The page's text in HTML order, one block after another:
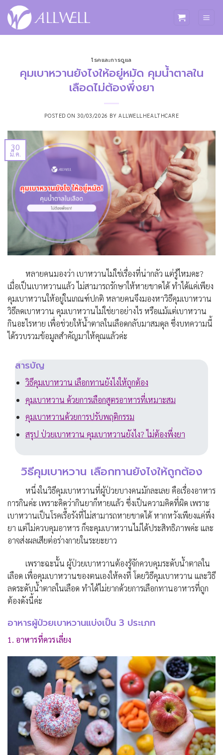
ข้าม
ไป
โรคและการดูแล
คุมเบาหวานยังไงให้อยู่หมัด คุมน้ำตาลใน
เลือดไม่ต้องพึ่งยา
POSTED ON30/03/2026 BY ALLWELLHEALTHCARE
30
มี.ค.
หลายคนมองว่า เบาหวานไม่ใช่เรื่องที่น่ากลัว แต่รู้ไหมคะ?
เมื่อเป็นเบาหวานแล้ว ไม่สามารถรักษาให้หายขาดได้ ทำได้แค่เพียง
คุมเบาหวานให้อยู่ในเกณฑ์ปกติ หลายคนจึงมองหาวิธีคุมเบาหวาน
วิธีลดเบาหวาน คุมเบาหวานไม่ใช่ยาอย่างไร หรือแม้แต่เบาหวาน
กินอะไรหาย เพื่อช่วยให้น้ำตาลในเลือดกลับมาสมดุล ซึ่งบทความนี้
ได้รวบรวมข้อมูลสำคัญมาให้คุณแล้วค่ะ
สารบัญ
วิธีคุมเบาหวาน เลือกทานยังไงให้ถูกต้อง
คุมเบาหวาน ด้วยการเลือกสูตรอาหารที่เหมาะสม
คุมเบาหวานด้วยการปรับพฤติกรรม
สรุป ป่วยเบาหวาน คุมเบาหวานยังไง? ไม่ต้องพึ่งยา
วิธีคุมเบาหวาน เลือกทานยังไงให้ถูกต้อง
หนึ่งในวิธีคุมเบาหวานที่ผู้ป่วยบางคนมักละเลย คือเรื่องอาหาร
การกินค่ะ เพราะคิดว่ากินยาก็หายแล้ว ซึ่งเป็นความคิดที่ผิด เพราะ
เบาหวานเป็นโรคเรื้อรังที่ไม่สามารถหายขาดได้ หากหวังเพียงแค่พึ่ง
ยา แต่ไม่ควบคุมอาหาร ก็จะคุมเบาหวานไม่ได้ประสิทธิภาพค่ะ และ
อาจส่งผลเสียต่อร่างกายในระยะยาว
เพราะฉะนั้น ผู้ป่วยเบาหวานต้องรู้จักควบคุมระดับน้ำตาลใน
เลือด เพื่อคุมเบาหวานของตนเองให้คงที่ โดยวิธีคุมเบาหวาน และวิธี
ลดระดับน้ำตาลในเลือด ทำได้ไม่ยากด้วยการเลือกทานอาหารที่ถูก
ต้องดังนี้ค่ะ
อาหารผู้ป่วยเบาหวานแบ่งเป็น 3 ประเภท
1. อาหารที่ควรเลี่ยง